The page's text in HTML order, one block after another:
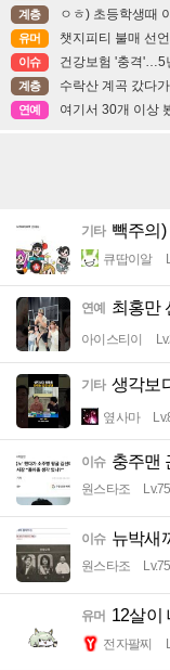
계층 ㅇㅎ) 초등학생때
유머 챗지피티 불매 선
이슈 건강보험 '충격'…5
계층 수락산 계곡 갔다
연예 여기서 30개 이상
기타 빽주의)
큐땁이알
연예 최홍만
아이스티이
기타 생각보
옆사마
이슈 충주맨
원스타조 Lv.75
이슈 뉴박새
원스타조 Lv.75
유머 12살이
전자팔찌